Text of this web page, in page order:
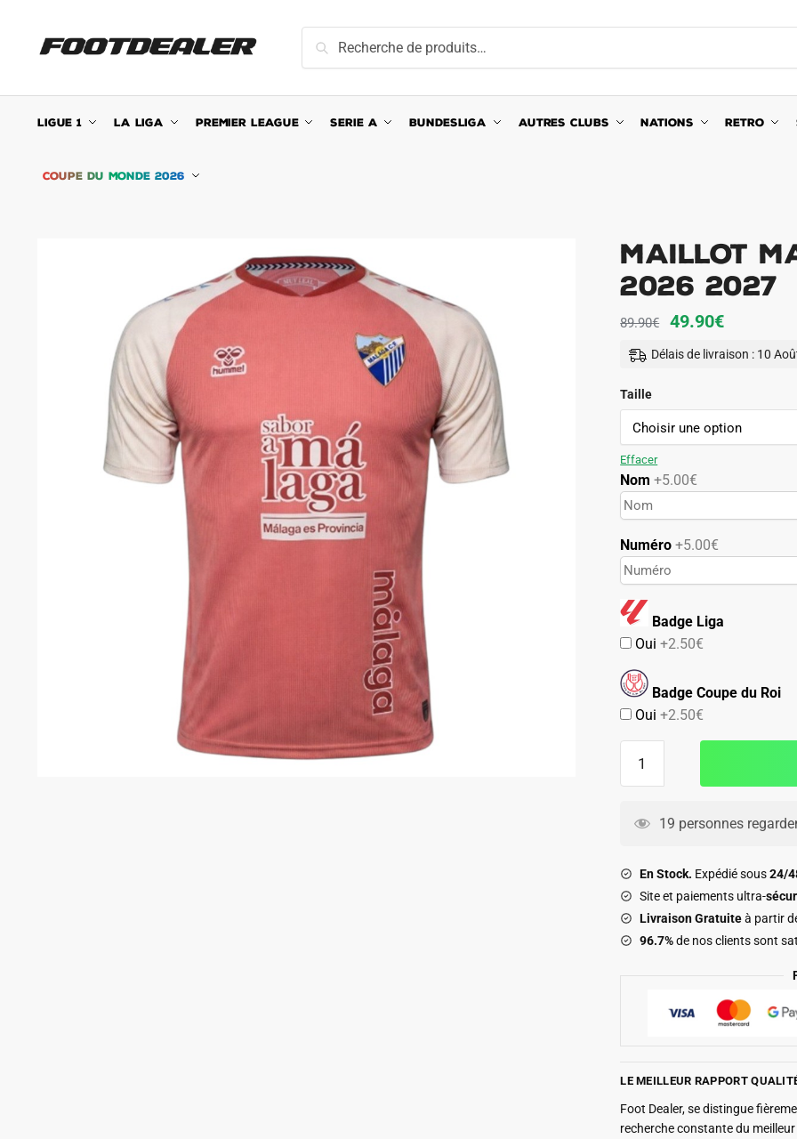
navigation
content
pour :
Recherche
LIGUE 1 LA LIGA PREMIER LEAGUE SERIE A BUNDESLIGA AUTRES CLUBS NATIONS RETRO
COUPE DU MONDE 2026
Maillot
2026 2027
89.90€
Le
prix
89.90€.
49.90€Le
prix
49.90€.
Délais de livraison : 10
Taille
Effacer
Nom +5.00€
Numéro+5.00€
Badge Liga
Oui+2.50€
Badge Coupe du Roi
Oui+2.50€
Malaga
2027
19 personnes
En Stock. Expédié sous24/
Site et paiements ultra-
Livraison Gratuiteà partir
96.7%de nos clients sont
LE MEILLEUR RAPPORT
Foot Dealer, se distingue
recherche constante du